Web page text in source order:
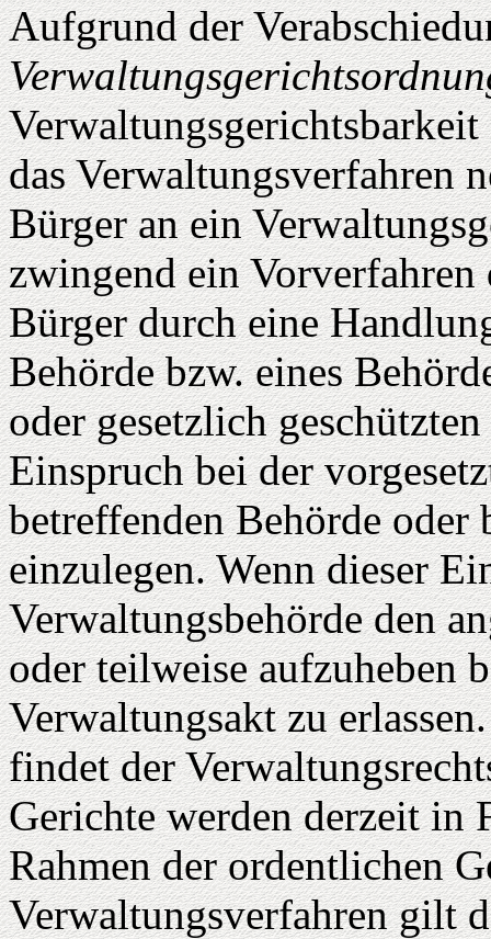
Aufgrund der
das Verwaltungsverfahren
Bürger an ein
zwingend ein
Bürger durch eine
Behörde bzw. eines
oder gesetzlich
Einspruch bei der
betreffenden Behörde
einzulegen. Wenn dieser
Verwaltungsbehörde den
oder teilweise aufzuheben
Verwaltungsakt zu
findet der
Gerichte werden derzeit in
Rahmen der ordentlichen
Verwaltungsverfahren gilt